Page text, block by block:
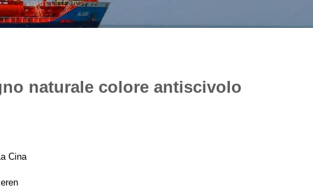
naturale colore antiscivolo
Cina